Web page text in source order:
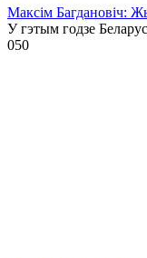
Максім Багдановіч:
У гэтым годзе
050